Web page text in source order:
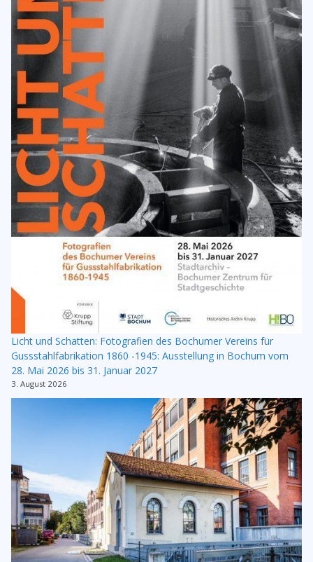
Licht und Schatten: Fotografien des Bochumer Vereins für
Gussstahlfabrikation 1860 -1945: Ausstellung in Bochum vom
28. Mai 2026 bis 31. Januar 2027
3. August 2026